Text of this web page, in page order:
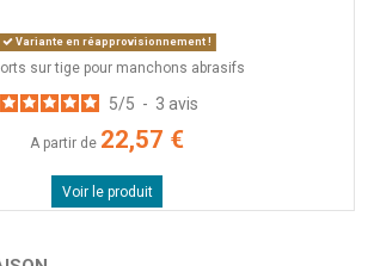
Variante en réapprovisionnement !
sur tige pour manchons abrasifs
5/5 - 3 avis
A partir de 22,57 €
Voir le produit